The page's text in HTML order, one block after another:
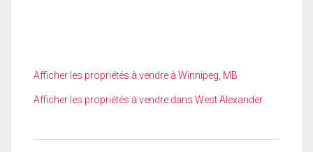
Afficher les propriétés à vendre à Winnipeg, MB
Afficher les propriétés à vendre dans West Alexander